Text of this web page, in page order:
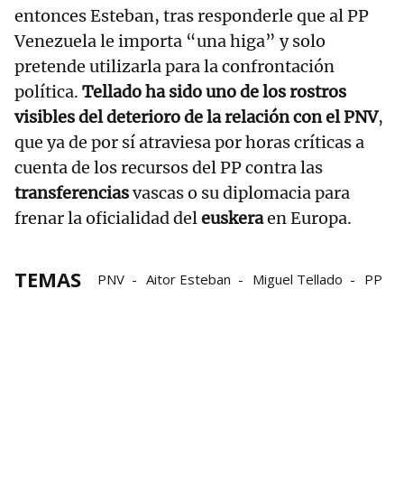
entonces Esteban, tras responderle que al PP
Venezuela le importa “una higa” y solo
pretende utilizarla para la confrontación
política. Tellado ha sido uno de los rostros
visibles del deterioro de la relación con el PNV,
que ya de por sí atraviesa por horas críticas a
cuenta de los recursos del PP contra las
transferenciasvascas o su diplomacia para
frenar la oficialidad deleuskeraen Europa.
TEMAS PNV Aitor Esteban Miguel Tellado PP